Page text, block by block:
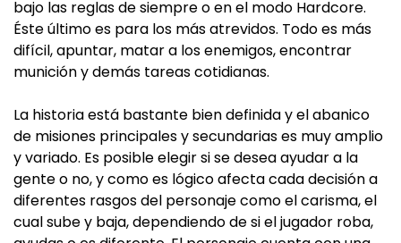
bajo las reglas de siempre o en el modo Hardcore.
Éste último es para los más atrevidos. Todo es más
difícil, apuntar, matar a los enemigos, encontrar
munición y demás tareas cotidianas.
La historia está bastante bien definida y el abanico
de misiones principales y secundarias es muy amplio
y variado. Es posible elegir si se desea ayudar a la
gente o no, y como es lógico afecta cada decisión a
diferentes rasgos del personaje como el carisma, el
cual sube y baja, dependiendo de si el jugador roba,